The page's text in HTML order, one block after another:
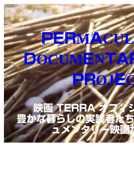
内
容
を
ス
キ
ッ
プ
映画 TERRA オフィ
豊かな暮らしの実践者た
ュメンタリー映画